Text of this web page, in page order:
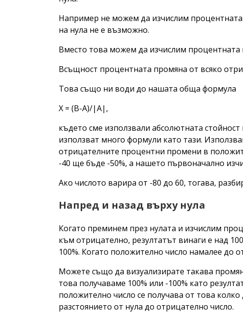
Например не можем да изчислим процентната
на нула не е възможно.
Вместо това можем да изчислим процентната
Всъщност процентната промяна от всяко
Това също ни води до нашата обща формула
X = (B-A)/|A|,
където сме използвали абсолютната
използват много формули като тази.
отрицателните процентни промени в
-40 ще бъде -50%, а нашето първоначално
Ако числото варира от -80 до 60, тогава,
Напред и назад върху нула
Когато преминем през нулата и изчислим
към отрицателно, резултатът винаги е над
100%. Когато положително число намалее до
Можете също да визуализирате такава
това получаваме 100% или -100% като
положително число се получава от това
разстоянието от нула до отрицателно число.